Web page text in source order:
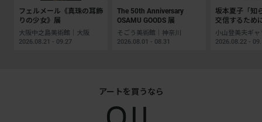
フェルメール《真珠の耳飾
りの少女》展
大阪中之島美術館｜大阪
2026.08.21 - 09.27
The 50th Anniversary
OSAMU GOODS 展
そごう美術館｜神奈川
2026.08.01 - 08.31
坂本夏子「知
交信するため
2026.08.22 -
アートを買うなら